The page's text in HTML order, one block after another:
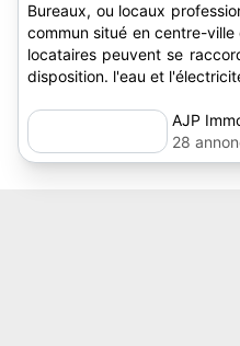
Bureaux, ou locaux
commun situé en centre-
locataires peuvent se
disposition. l'eau et
AJP
28